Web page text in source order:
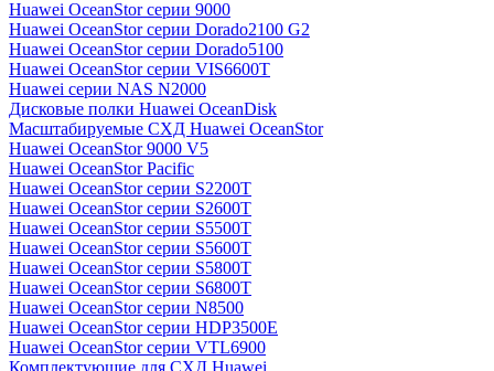
Huawei OceanStor серии 9000
Huawei OceanStor серии Dorado2100 G2
Huawei OceanStor серии Dorado5100
Huawei OceanStor серии VIS6600T
Huawei серии NAS N2000
Дисковые полки Huawei OceanDisk
Масштабируемые СХД Huawei OceanStor
Huawei OceanStor 9000 V5
Huawei OceanStor Pacific
Huawei OceanStor серии S2200T
Huawei OceanStor серии S2600T
Huawei OceanStor серии S5500T
Huawei OceanStor серии S5600T
Huawei OceanStor серии S5800T
Huawei OceanStor серии S6800T
Huawei OceanStor серии N8500
Huawei OceanStor серии HDP3500E
Huawei OceanStor серии VTL6900
Комплектующие для СХД Huawei